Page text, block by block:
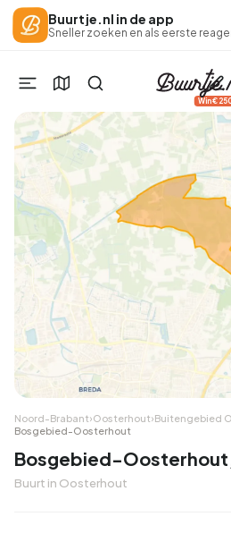
Buurtje.nl in de app
Sneller zoeken en als eerste
Win
Noord-Brabant›Oosterhout›Buitengebied
Bosgebied-Oosterhout
Bosgebied-
Buurt in Oosterhout